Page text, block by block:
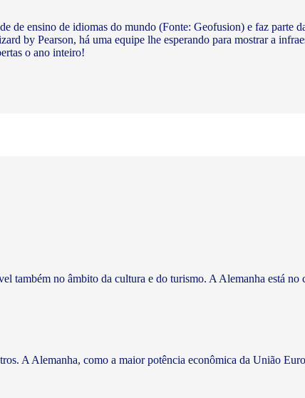
de ensino de idiomas do mundo (Fonte: Geofusion) e faz parte
by Pearson, há uma equipe lhe esperando para mostrar a
o ano inteiro!
também no âmbito da cultura e do turismo. A Alemanha está no
A Alemanha, como a maior potência econômica da União